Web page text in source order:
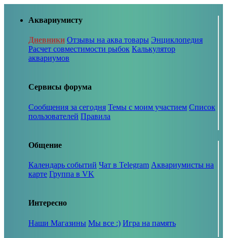
Аквариумисту
Дневники Отзывы на аква товары Энциклопедия
Расчет совместимости рыбок Калькулятор
аквариумов
Сервисы форума
Сообщения за сегодня Темы с моим участием Список
пользователей Правила
Общение
Календарь событий Чат в Telegram Аквариумисты на
карте Группа в VK
Интересно
Наши Магазины Мы все :) Игра на память